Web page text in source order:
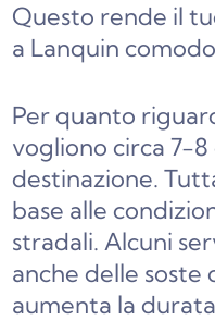
Questo rende il
a Lanquin
Per quanto
vogliono circa 7-
destinazione.
base alle
stradali. Alcuni
anche delle
aumenta la